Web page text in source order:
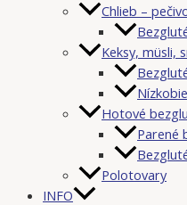
Chlieb –
Keksy, müsli,
Hotové
Parené
Polotovary
INFO